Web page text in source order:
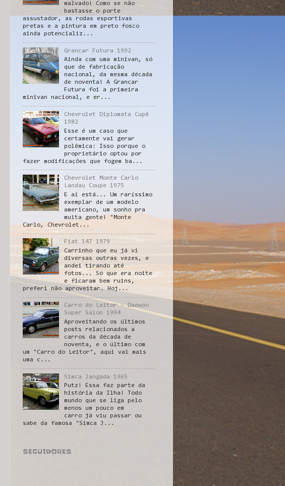
malvado! Como se não
bastasse o porte
assustador, as rodas esportivas
pretas e a pintura em preto fosco
ainda potencializ...
Grancar Futura 1992
Ainda com uma minivan, só
que de fabricação
nacional, da mesma década
de noventa! A Grancar
Futura foi a primeira
minivan nacional, e er...
Chevrolet Diplomata Cupê
1982
Esse é um caso que
certamente vai gerar
polêmica: Isso porque o
proprietário optou por
fazer modificações que fogem ba...
Chevrolet Monte Carlo
Landau Coupe 1975
E aí está... Um raríssimo
exemplar de um modelo
americano, um sonho pra
muita gente! "Monte
Carlo, Chevrolet...
Fiat 147 1979
Carrinho que eu já vi
diversas outras vezes, e
andei tirando até
fotos... Só que era noite
e ficaram bem ruins,
preferi não aproveitar. Hoj...
Carro do Leitor - Daewoo
Super Salon 1994
Aproveitando os últimos
posts relacionados a
carros da década de
noventa, e o último com
um "Carro do Leitor", aqui vai mais
uma c...
Simca Jangada 1965
Putz! Essa faz parte da
história da Ilha! Todo
mundo que se liga pelo
menos um pouco em
carro já viu passar ou
sabe da famosa "Simca J...
SEGUIDORES